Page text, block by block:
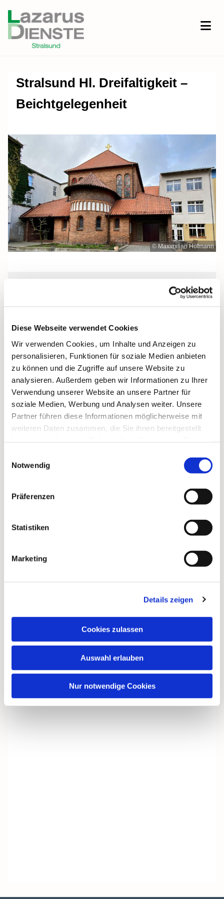
Diese Webseite verwendet Cookies
Wir verwenden Cookies, um Inhalte und Anzeigen zu
personalisieren, Funktionen für soziale Medien anbieten
zu können und die Zugriffe auf unsere Website zu
analysieren. Außerdem geben wir Informationen zu Ihrer
Verwendung unserer Website an unsere Partner für
soziale Medien, Werbung und Analysen weiter. Unsere
Partner führen diese Informationen möglicherweise mit
weiteren Daten zusammen, die Sie ihnen bereitgestellt
Notwendig
Präferenzen
Statistiken
Marketing
Details zeigen
Cookies zulassen
Auswahl erlauben
Nur notwendige Cookies
Stralsund Hl. Dreifaltigkeit –
Beichtgelegenheit
© Maximilian Hofmann
Donnerstag, 21. Oktober 2027, 18:30
Heilige Dreifaltigkeit, Stralsund,
Frankenwall 7, 18439 Stralsund
interessieren